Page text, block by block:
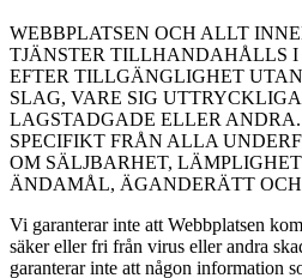
WEBBPLATSEN OCH ALLT
TJÄNSTER TILLHANDAHÅLLS
EFTER TILLGÄNGLIGHET
SLAG, VARE SIG
LAGSTADGADE ELLER
SPECIFIKT FRÅN ALLA
OM SÄLJBARHET,
ÄNDAMÅL, ÄGANDERÄTT
Vi garanterar inte att Webbplatsen
säker eller fri från virus eller andra
garanterar inte att någon information